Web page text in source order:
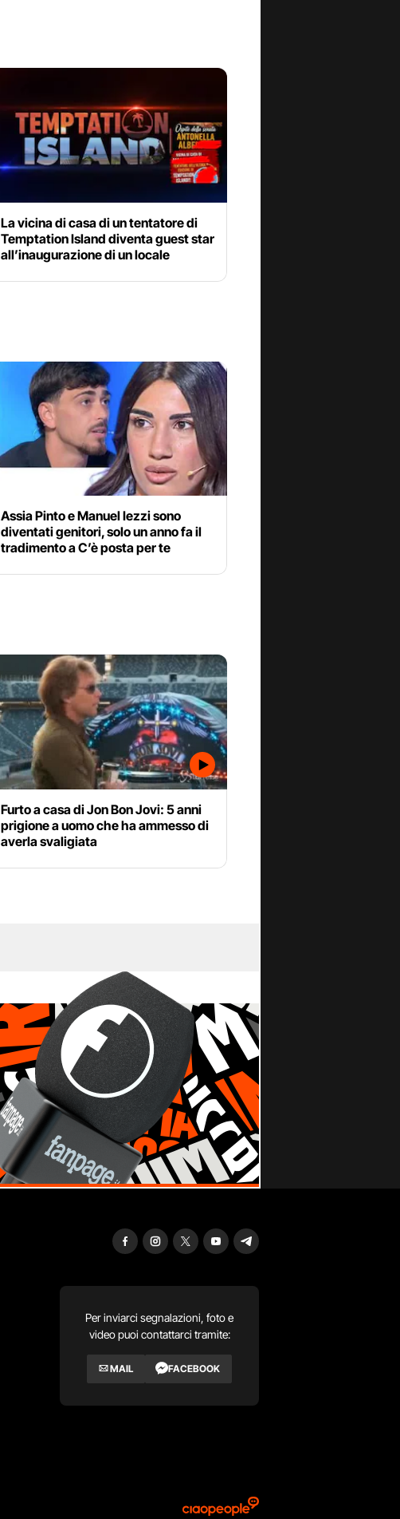
La vicina di casa di un tentatore di
Temptation Island diventa guest star
all’inaugurazione di un locale
Assia Pinto e Manuel Iezzi sono
diventati genitori, solo un anno fa il
tradimento a C’è posta per te
Furto a casa di Jon Bon Jovi: 5 anni
prigione a uomo che ha ammesso di
averla svaligiata
Per inviarci segnalazioni, foto e
video puoi contattarci tramite:
MAIL FACEBOOK